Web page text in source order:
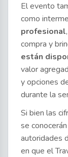
El evento
como
profesional
compra y
están
valor
y opciones
durante la
Si bien las
se
autoridades
en que el